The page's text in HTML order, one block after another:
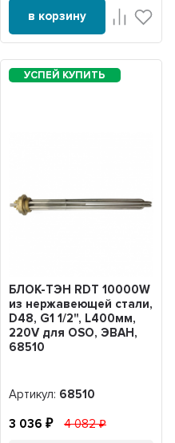
в корзину
БЛОК-ТЭН RDT 10000W
из нержавеющей стали,
D48, G1 1/2", L400мм,
220V для OSO, ЭВАН,
68510
Артикул: 68510
3 036 4 082